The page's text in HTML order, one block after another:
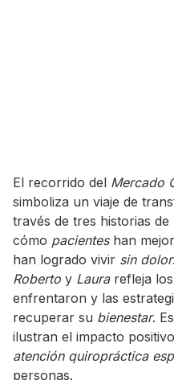
El recorrido del Mercado
simboliza un viaje de
través de tres historias de
cómo pacienteshan
han logrado vivir sin dolor
Roberto y Laurarefleja los
enfrentaron y las
recuperar su bienestar.
ilustran el impacto
atención quiropráctica
personas.